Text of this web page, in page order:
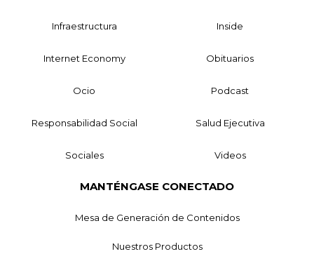
Infraestructura Inside
Internet Economy Obituarios
Ocio Podcast
Responsabilidad Social Salud Ejecutiva
Sociales Videos
MANTÉNGASE CONECTADO
Mesa de Generación de Contenidos
Nuestros Productos